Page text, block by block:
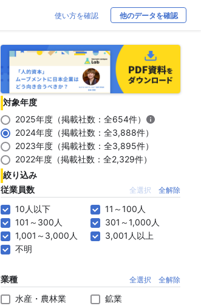
使い方を確認 他のデータを確認
対象年度
2025年度（掲載社数：全654件）
2024年度（掲載社数：全3,888件）
2023年度（掲載社数：全3,895件）
2022年度（掲載社数：全2,329件）
絞り込み
従業員数
全選択 全解除
10人以下
11～100人
101～300人
301～1,000人
1,001～3,000人
3,001人以上
不明
業種 全選択 全解除
水産・農林業
鉱業